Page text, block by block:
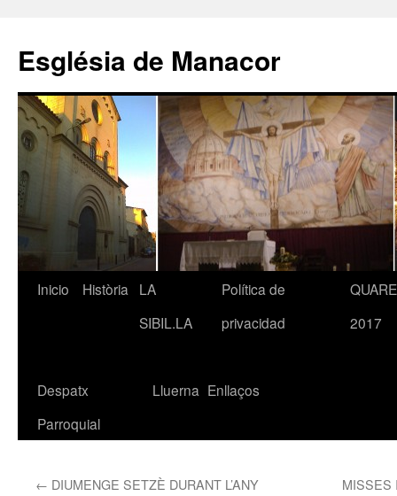
contenido
Església de Manacor
Inicio Història
LA
SIBIL.LA
Política de
privacidad
2017
Despatx
Parroquial
Lluerna Enllaços
← DIUMENGE SETZÈ DURANT L’ANY MISSES